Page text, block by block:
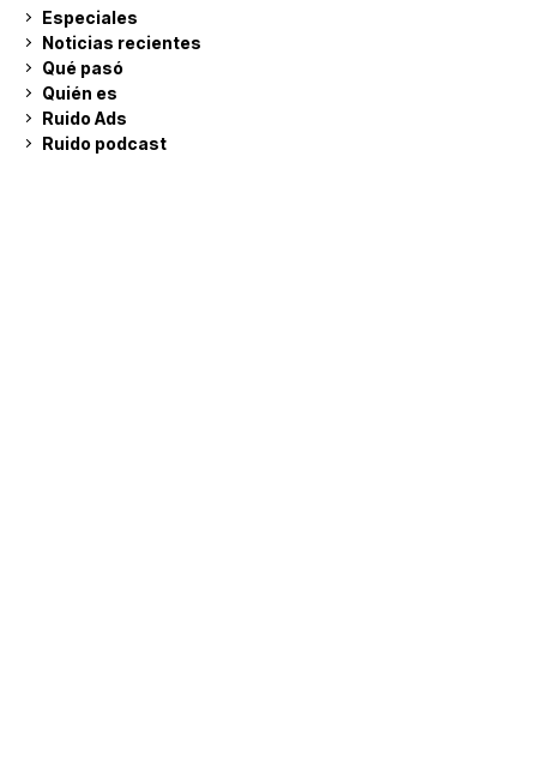
Especiales
Noticias recientes
Qué pasó
Quién es
Ruido Ads
Ruido podcast